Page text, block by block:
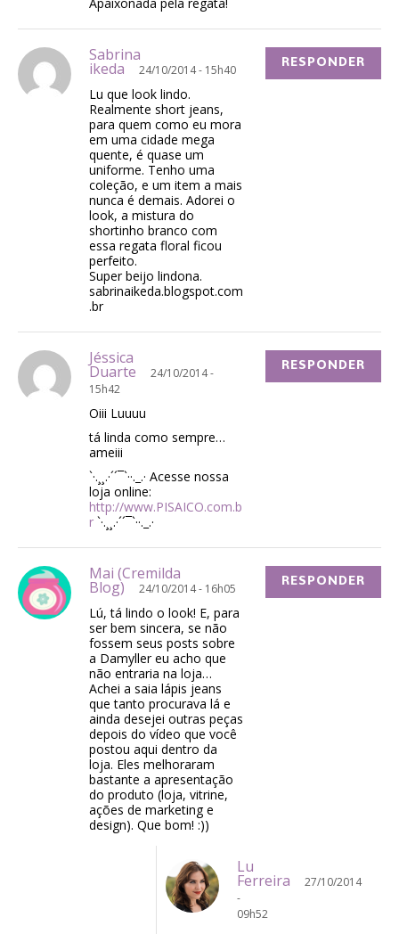
Apaixonada pela regata!
Sabrina
ikeda 24/10/2014 - 15h40
Lu que look lindo.
Realmente short jeans,
para quem como eu mora
em uma cidade mega
quente, é quase um
uniforme. Tenho uma
coleção, e um item a mais
nunca é demais. Adorei o
look, a mistura do
shortinho branco com
essa regata floral ficou
perfeito.
Super beijo lindona.
sabrinaikeda.blogspot.com
.br
RESPONDER
Jéssica
Duarte
24/10/2014 -
15h42
Oiii Luuuu
tá linda como sempre…
ameiii
`·.¸¸.·´´¯`··._.· Acesse nossa
loja online:
http://www.PISAICO.com.b
r `·.¸¸.·´´¯`··._.·
RESPONDER
Mai (Cremilda
Blog) 24/10/2014 - 16h05
Lú, tá lindo o look! E, para
ser bem sincera, se não
fossem seus posts sobre
a Damyller eu acho que
não entraria na loja…
Achei a saia lápis jeans
que tanto procurava lá e
ainda desejei outras peças
depois do vídeo que você
postou aqui dentro da
loja. Eles melhoraram
bastante a apresentação
do produto (loja, vitrine,
ações de marketing e
design). Que bom! :))
RESPONDER
Lu
Ferreira
27/10/2014
-
09h52